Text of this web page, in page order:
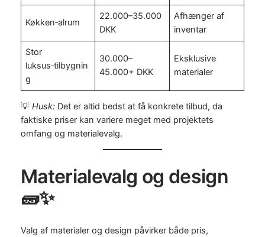
Køkken‑alrum
22.000–35.000
DKK
Afhænger af
inventar
Stor
luksus‑tilbygnin
g
30.000–
45.000+ DKK
Eksklusive
materialer
💡 Husk:Det er altid bedst at få konkrete tilbud, da
faktiske priser kan variere meget med projektets
omfang og materialevalg.
Materialevalg og design
🧱✨
Valg af materialer og design påvirker både pris,